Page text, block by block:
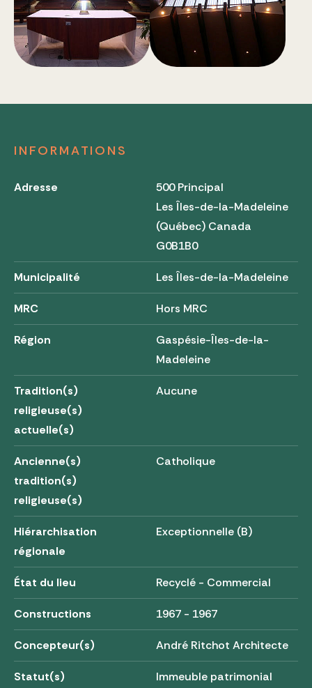
INFORMATIONS
Adresse
500 Principal
Les Îles-de-la-Madeleine
(Québec) Canada
G0B1B0
Municipalité Les Îles-de-la-Madeleine
MRC Hors MRC
Région
Gaspésie-Îles-de-la-
Madeleine
Tradition(s)
religieuse(s)
actuelle(s)
Aucune
Ancienne(s)
tradition(s)
religieuse(s)
Catholique
Hiérarchisation
régionale
Exceptionnelle (B)
État du lieu Recyclé - Commercial
Constructions 1967 - 1967
Concepteur(s) André Ritchot Architecte
Statut(s)
Immeuble patrimonial